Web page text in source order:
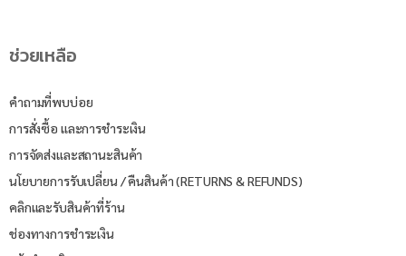
ช่วยเหลือ
คำถามที่พบบ่อย
การสั่งซื้อ และการชำระเงิน
การจัดส่งและสถานะสินค้า
นโยบายการรับเปลี่ยน / คืนสินค้า (RETURNS & REFUNDS)
คลิกและรับสินค้าที่ร้าน
ช่องทางการชำระเงิน